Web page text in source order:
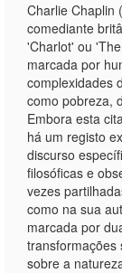
Charlie Chaplin
comediante
'Charlot' ou
marcada por
complexidades
como pobreza,
Embora esta
há um registo
discurso
filosóficas e
vezes
como na sua
marcada por
transformações
sobre a